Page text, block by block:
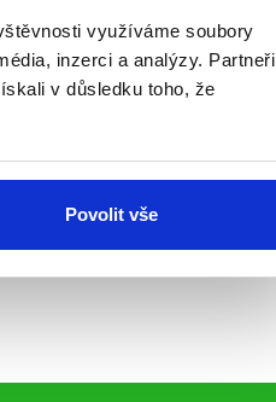
využíváme soubory
inzerci a analýzy. Partneři
v důsledku toho, že
Povolit vše
na legalizaci
ústavní
muže a ženy,
plénu Poslanecké...